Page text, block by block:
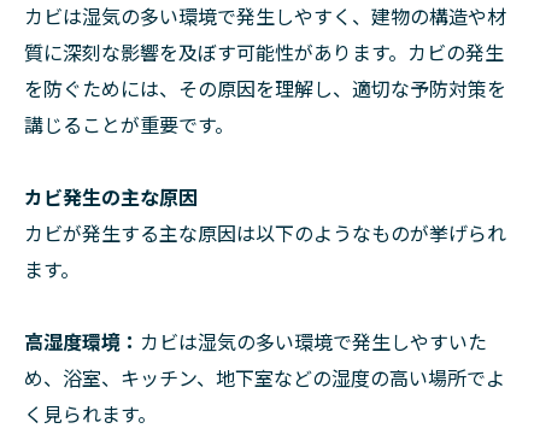
カビは湿気の多い環境で発生しやすく、建物の構造や材
質に深刻な影響を及ぼす可能性があります。カビの発生
を防ぐためには、その原因を理解し、適切な予防対策を
講じることが重要です。
カビ発生の主な原因
カビが発生する主な原因は以下のようなものが挙げられ
ます。
高湿度環境： カビは湿気の多い環境で発生しやすいた
め、浴室、キッチン、地下室などの湿度の高い場所でよ
く見られます。